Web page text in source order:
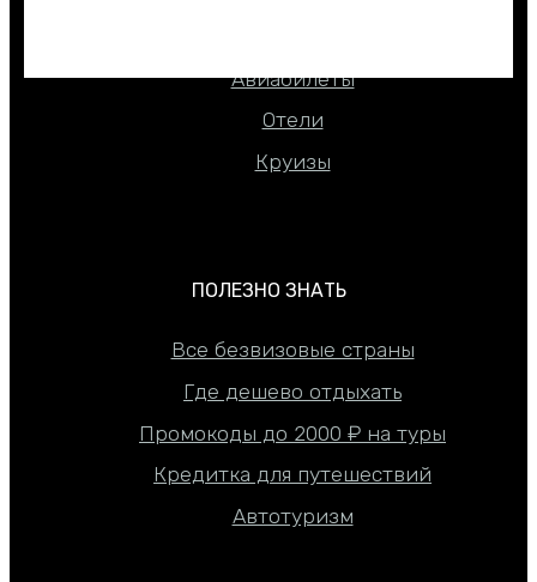
Авиабилеты
Отели
Круизы
ПОЛЕЗНО ЗНАТЬ
Все безвизовые страны
Где дешево отдыхать
Промокоды до 2000 ₽ на туры
Кредитка для путешествий
Автотуризм